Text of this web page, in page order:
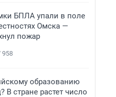
БПЛА упали в поле
Омска —
пожар
958
образованию
В стране растет число